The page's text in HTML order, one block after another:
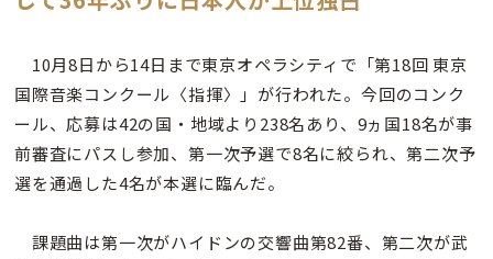
10月8日から14日まで東京オペラシティで「第18回 東京
国際音楽コンクール〈指揮〉」が行われた。今回のコンク
ール、応募は42の国・地域より238名あり、9ヵ国18名が事
前審査にパスし参加、第一次予選で8名に絞られ、第二次予
選を通過した4名が本選に臨んだ。
課題曲は第一次がハイドンの交響曲第82番、第二次が武